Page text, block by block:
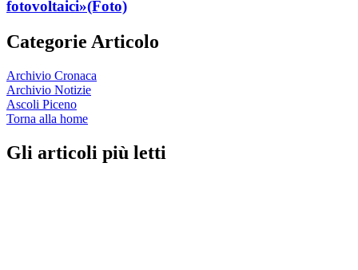
fotovoltaici»(Foto)
Categorie Articolo
Archivio Cronaca
Archivio Notizie
Ascoli Piceno
Torna alla home
Gli articoli più letti